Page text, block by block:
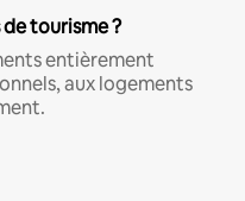
tourisme ?
entièrement
aux logements